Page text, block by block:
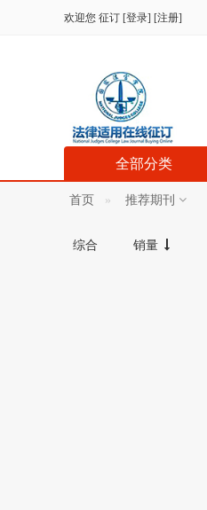
欢迎您 征订 [登录] [注册]
全部分类
首页 推荐期刊
综合 销量